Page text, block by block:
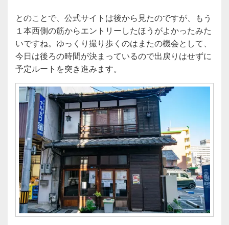
とのことで、公式サイトは後から見たのですが、もう
１本西側の筋からエントリーしたほうがよかったみた
いですね。ゆっくり撮り歩くのはまたの機会として、
今日は後ろの時間が決まっているので出戻りはせずに
予定ルートを突き進みます。